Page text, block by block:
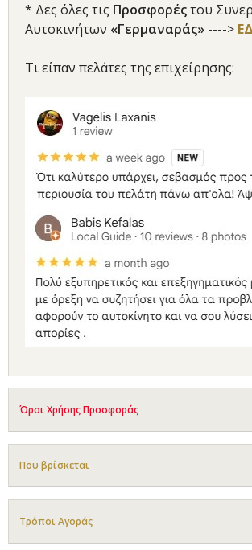
* Δες όλες τις Προσφορέςτου
Αυτοκινήτων «Γερμαναράς» ---->
Τι είπαν πελάτες της επιχείρησης:
Όροι Χρήσης Προσφοράς
Που βρίσκεται
Τρόποι Αγοράς